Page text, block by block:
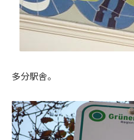
多分駅舎。